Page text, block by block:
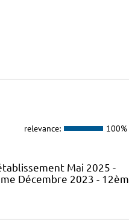
relevance: 100%
Mai 2025 -
Décembre 2023 - 12èm